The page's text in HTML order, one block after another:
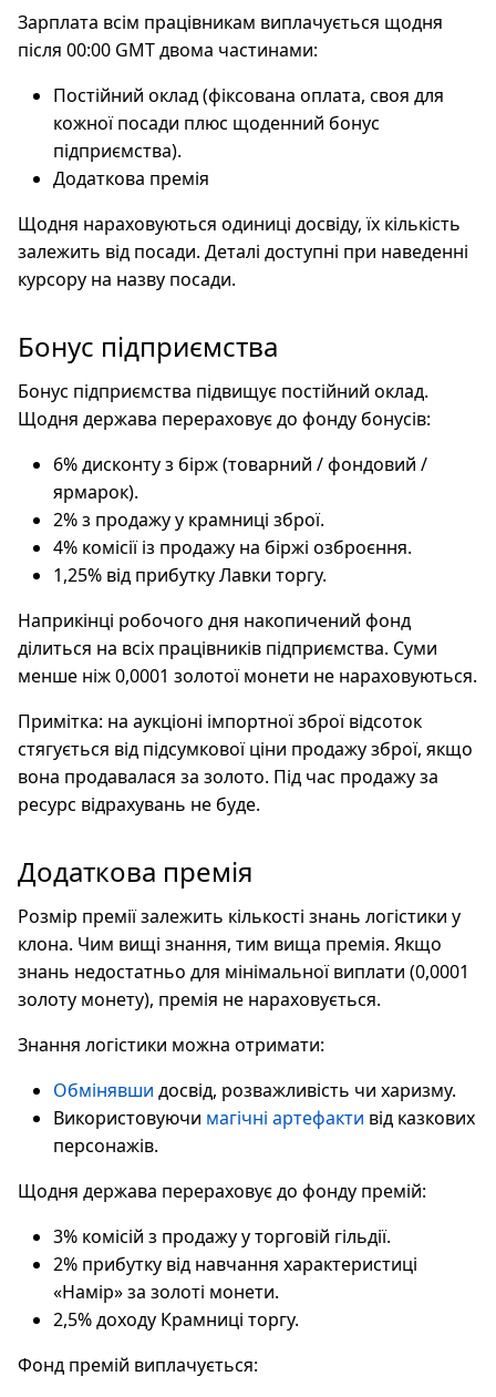
Зарплата всім працівникам виплачується щодня
після 00:00 GMT двома частинами:
Постійний оклад (фіксована оплата, своя для
кожної посади плюс щоденний бонус
підприємства).
Додаткова премія
Щодня нараховуються одиниці досвіду, їх кількість
залежить від посади. Деталі доступні при наведенні
курсору на назву посади.
Бонус підприємства
Бонус підприємства підвищує постійний оклад.
Щодня держава перераховує до фонду бонусів:
6% дисконту з бірж (товарний / фондовий /
ярмарок).
2% з продажу у крамниці зброї.
4% комісії із продажу на біржі озброєння.
1,25% від прибутку Лавки торгу.
Наприкінці робочого дня накопичений фонд
ділиться на всіх працівників підприємства. Суми
менше ніж 0,0001 золотої монети не нараховуються.
Примітка: на аукціоні імпортної зброї відсоток
стягується від підсумкової ціни продажу зброї, якщо
вона продавалася за золото. Під час продажу за
ресурс відрахувань не буде.
Додаткова премія
Розмір премії залежить кількості знань логістики у
клона. Чим вищі знання, тим вища премія. Якщо
знань недостатньо для мінімальної виплати (0,0001
золоту монету), премія не нараховується.
Знання логістики можна отримати:
Обмінявши досвід, розважливість чи харизму.
Використовуючи магічні артефакти від казкових
персонажів.
Щодня держава перераховує до фонду премій:
3% комісій з продажу у торговій гільдії.
2% прибутку від навчання характеристиці
«Намір» за золоті монети.
2,5% доходу Крамниці торгу.
Фонд премій виплачується: